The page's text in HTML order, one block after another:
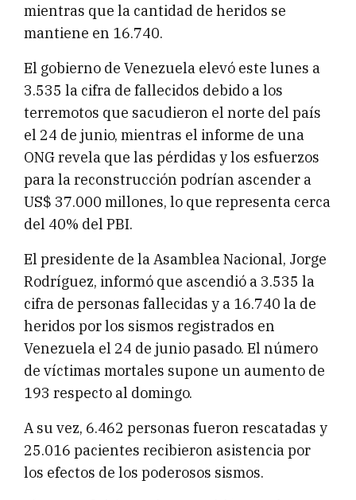
mientras que la cantidad de heridos se
mantiene en 16.740.
El gobierno de Venezuela elevó este lunes a
3.535 la cifra de fallecidos debido a los
terremotos que sacudieron el norte del país
el 24 de junio, mientras el informe de una
ONG revela que las pérdidas y los esfuerzos
para la reconstrucción podrían ascender a
US$ 37.000 millones, lo que representa cerca
del 40% del PBI.
El presidente de la Asamblea Nacional, Jorge
Rodríguez, informó que ascendió a 3.535 la
cifra de personas fallecidas y a 16.740 la de
heridos por los sismos registrados en
Venezuela el 24 de junio pasado. El número
de víctimas mortales supone un aumento de
193 respecto al domingo.
A su vez, 6.462 personas fueron rescatadas y
25.016 pacientes recibieron asistencia por
los efectos de los poderosos sismos.